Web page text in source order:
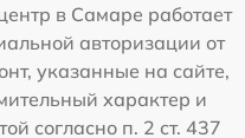
в Самаре работает
авторизации от
указанные на сайте,
характер и
согласно п. 2 ст. 437